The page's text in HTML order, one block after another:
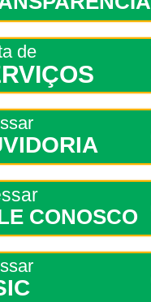
de
CONOSCO